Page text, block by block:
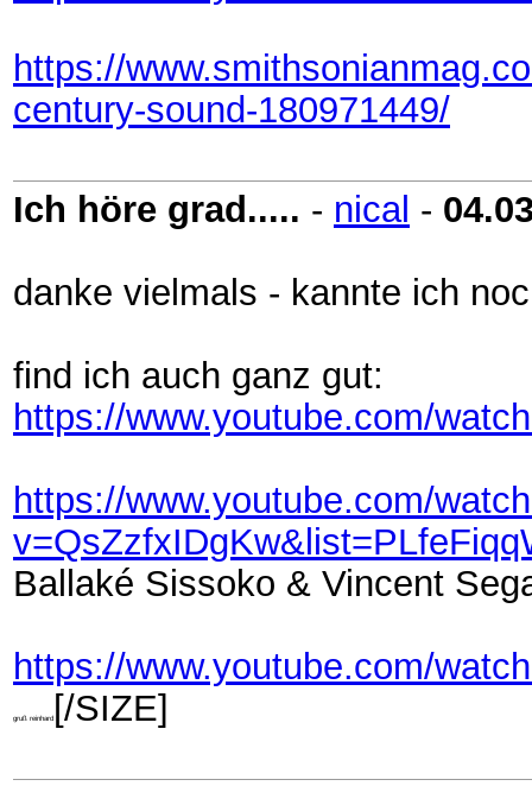
https://
century-sound-180971449/
Ich höre grad..... - nical -
danke vielmals - kannte ich
find ich auch ganz gut:
https://www.youtube.com/
https://www.youtube.com/
Ballaké Sissoko & Vincent
https://www.youtube.com/
gruß reinhard [/SIZE]